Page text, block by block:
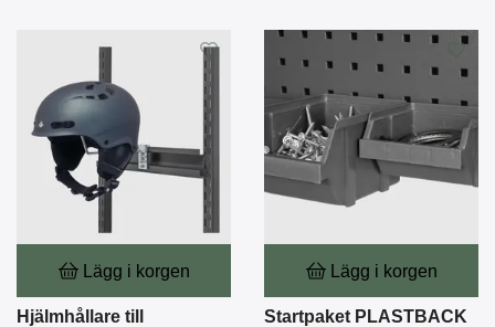
Lägg i korgen
Hjälmhållare till
Lägg i korgen
Startpaket PLASTBACK